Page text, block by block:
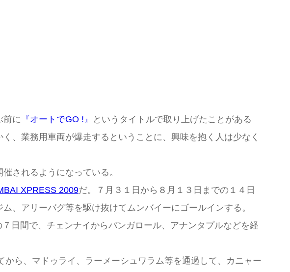
前に 『オートでGO !』
というタイトルで取り上げたことがある
、業務用車両が爆走するということに、興味を抱く人は少なく
されるようになっている。
XPRESS 2009だ。７月３１日から８月１３日までの１４日
、アリーバグ等を駆け抜けてムンバイーにゴールインする。
日間で、チェンナイからバンガロール、アナンタプルなどを経
から、マドゥライ、ラーメーシュワラム等を通過して、カニャー